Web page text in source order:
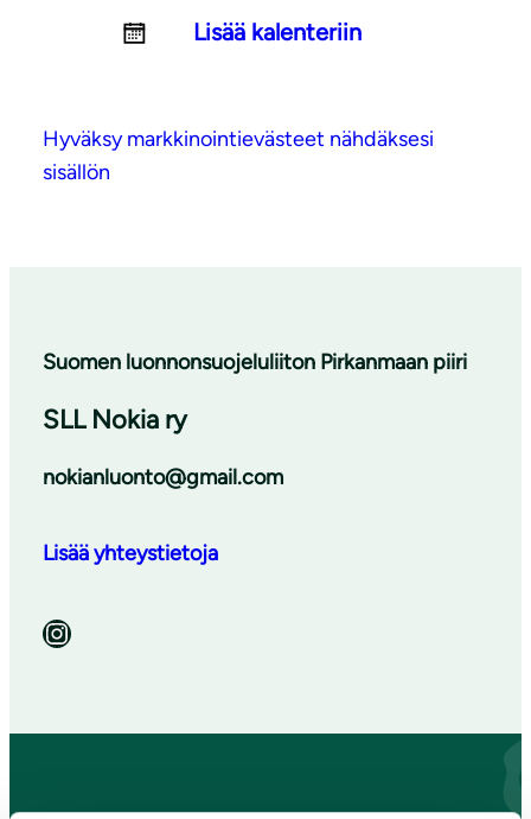
Lisää kalenteriin
Hyväksy markkinointievästeet nähdäksesi
sisällön
Suomen luonnonsuojeluliiton Pirkanmaan piiri
SLL Nokia ry
nokianluonto@gmail.com
Lisää yhteystietoja
Instagram